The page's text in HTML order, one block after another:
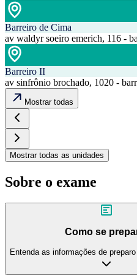
Barreiro de Cima
av waldyr soeiro emerich, 116 -
Barreiro II
av sinfrônio brochado, 1020 -
Mostrar todas
Mostrar todas as unidades
Sobre o exame
Como se
Entenda as informações de